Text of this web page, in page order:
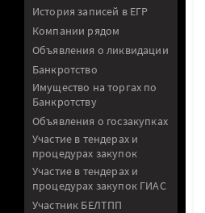
История записей в ЕГР
Компании рядом
Объявления о ликвидации
Банкротство
Имущество на торгах по
Банкротству
Объявления о госзакупках
Участие в тендерах и
процедурах закупок
Участие в тендерах и
процедурах закупок ГИАС
Участник БЕЛТПП